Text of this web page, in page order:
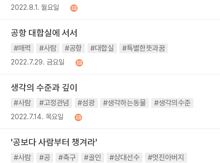
2022.8.1. 월요일
공항 대합실에 서서
#매력 #사람 #공항 #대합실 #특별한뜻과꿈
2022.7.29. 금요일
생각의 수준과 깊이
#사람 #고정관념 #섬광 #생각하는동물 #생각의수준
2022.7.14. 목요일
'공보다 사람부터 챙겨라'
#사람 #공 #축구 #골인 #상대선수
#멋진아버지